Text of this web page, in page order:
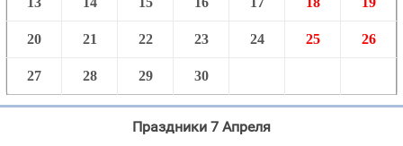
20 21 22 23 24 25 26
27 28 29 30
Праздники 7 Апреля